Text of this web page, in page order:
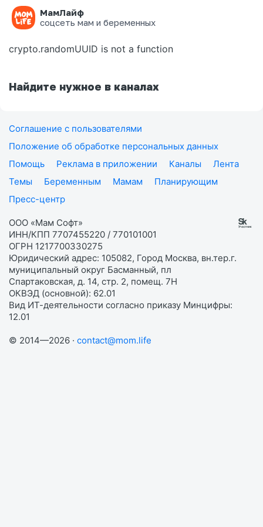
МамЛайф
соцсеть мам и беременных
Ошибка на странице
crypto.randomUUID is not a function
Найдите нужное в каналах
Соглашение с пользователями
Положение об обработке персональных данных
Помощь
Реклама в приложении Каналы
Лента
Темы
Беременным Мамам
Планирующим
Пресс-центр
ООО «Мам Софт»
ИНН/КПП 7707455220 / 770101001
ОГРН 1217700330275
Юридический адрес: 105082, Город Москва, вн.тер.г.
муниципальный округ Басманный, пл
Спартаковская, д. 14, стр. 2, помещ. 7Н
ОКВЭД (основной): 62.01
Вид ИТ-деятельности согласно приказу Минцифры:
12.01
© 2014—2026 · contact@mom.life